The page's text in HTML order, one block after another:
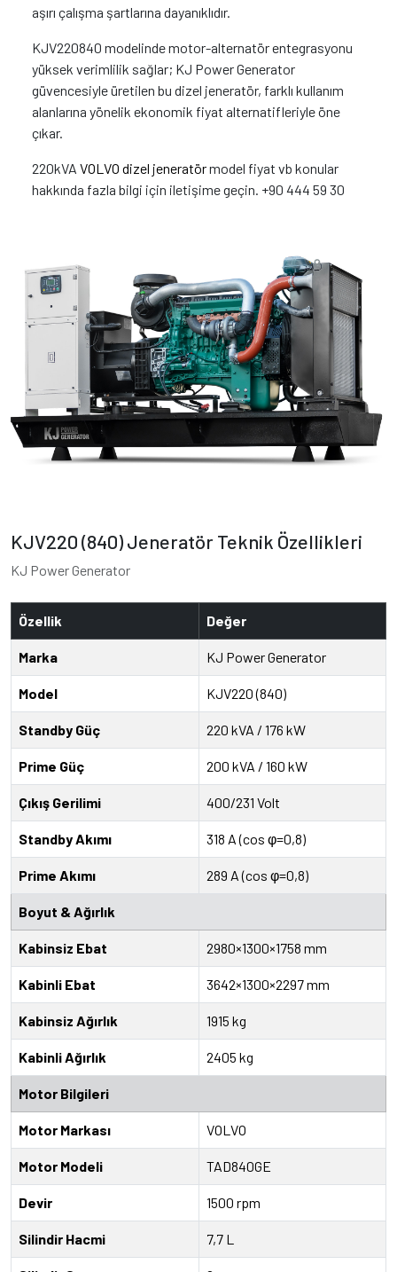
aşırı çalışma şartlarına dayanıklıdır.
KJV220840 modelinde motor-alternatör entegrasyonu
yüksek verimlilik sağlar; KJ Power Generator
güvencesiyle üretilen bu dizel jeneratör, farklı kullanım
alanlarına yönelik ekonomik fiyat alternatifleriyle öne
çıkar.
220kVA VOLVO dizel jeneratörmodel fiyat vb konular
hakkında fazla bilgi için iletişime geçin. +90 444 59 30
KJV220 (840) Jeneratör Teknik Özellikleri
KJ Power Generator
Özellik Değer
Marka KJ Power Generator
Model KJV220 (840)
Standby Güç 220 kVA / 176 kW
Prime Güç 200 kVA / 160 kW
Çıkış Gerilimi 400/231 Volt
Standby Akımı 318 A (cos φ=0,8)
Prime Akımı 289 A (cos φ=0,8)
Boyut & Ağırlık
Kabinsiz Ebat 2980×1300×1758 mm
Kabinli Ebat 3642×1300×2297 mm
Kabinsiz Ağırlık 1915 kg
Kabinli Ağırlık 2405 kg
Motor Bilgileri
Motor Markası VOLVO
Motor Modeli TAD840GE
Devir 1500 rpm
Silindir Hacmi 7,7 L